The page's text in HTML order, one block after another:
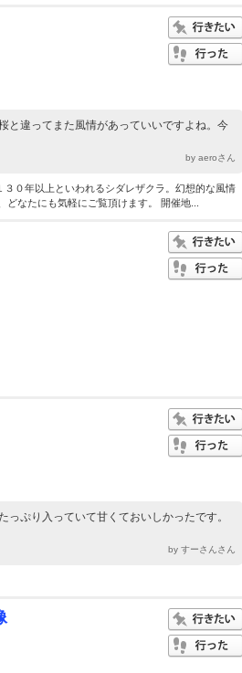
と違ってまた風情があっていいですよね。今
by aeroさん
０年以上といわれるシダレザクラ。幻想的な風情
なたにも気軽にご覧頂けます。 開催地...
っぷり入っていて甘くておいしかったです。
by すーさんさん